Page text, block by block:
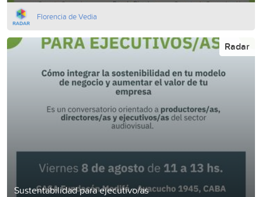
Florencia de Vedia
Sustentabilidad para ejecutivo/as
Radar